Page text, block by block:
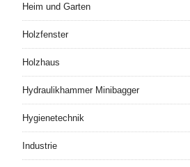
Heim und Garten
Holzfenster
Holzhaus
Hydraulikhammer Minibagger
Hygienetechnik
Industrie